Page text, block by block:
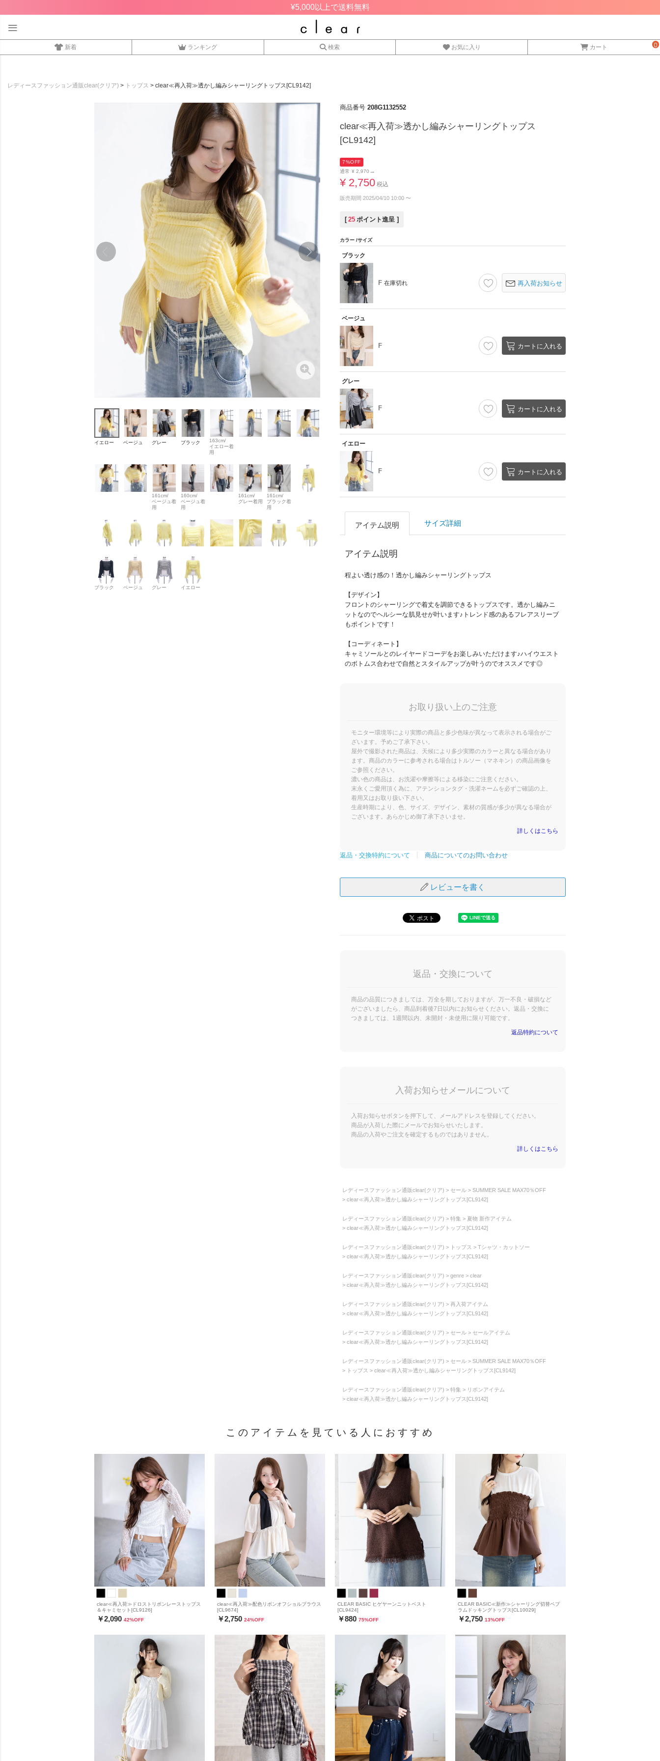
¥5,000以上で送料無料
新着 ランキング 検索 お気に入り カート 0
レディースファッション通販clear(クリア) トップス clear≪再入荷≫透かし編みシャーリングトップス[CL9142]
イエロー ベージュ グレー ブラック
163cm/
イエロー着
用
161cm/
ベージュ着
用
160cm/
ベージュ着
用
161cm/
グレー着用
161cm/
ブラック着
用
ブラック ベージュ グレー イエロー
商品番号 208G1132552
clear≪再入荷≫透かし編みシャーリングトップス
[CL9142]
7%OFF
通常 ¥ 2,970 →
¥ 2,750 税込
販売期間 2025/04/10 10:00 〜
[ 25 ポイント進呈 ]
カラー サイズ
ブラック
F 在庫切れ 再入荷お知らせ
ベージュ
F カートに入れる
グレー
F カートに入れる
イエロー
F カートに入れる
アイテム説明 サイズ詳細
アイテム説明
程よい透け感の！透かし編みシャーリングトップス
【デザイン】
フロントのシャーリングで着丈を調節できるトップスです。透かし編みニ
ットなのでヘルシーな肌見せが叶います♪トレンド感のあるフレアスリーブ
もポイントです！
【コーディネート】
キャミソールとのレイヤードコーデをお楽しみいただけます♪ハイウエスト
のボトムス合わせで自然とスタイルアップが叶うのでオススメです◎
お取り扱い上のご注意
モニター環境等により実際の商品と多少色味が異なって表示される場合がご
ざいます。予めご了承下さい。
屋外で撮影された商品は、天候により多少実際のカラーと異なる場合があり
ます。商品のカラーに参考される場合はトルソー（マネキン）の商品画像を
ご参照ください。
濃い色の商品は、お洗濯や摩擦等による移染にご注意ください。
末永くご愛用頂く為に、アテンションタグ・洗濯ネームを必ずご確認の上、
着用又はお取り扱い下さい。
生産時期により、色、サイズ、デザイン、素材の質感が多少が異なる場合が
ございます。あらかじめ御了承下さいませ。
詳しくはこちら
返品・交換特約について 商品についてのお問い合わせ
レビューを書く
返品・交換について
商品の品質につきましては、万全を期しておりますが、万一不良・破損など
がございましたら、商品到着後7日以内にお知らせください。返品・交換に
つきましては、1週間以内、未開封・未使用に限り可能です。
返品特約について
入荷お知らせメールについて
入荷お知らせボタンを押下して、メールアドレスを登録してください。
商品が入荷した際にメールでお知らせいたします。
商品の入荷やご注文を確定するものではありません。
詳しくはこちら
レディースファッション通販clear(クリア) セール
SUMMER SALE MAX70％OFF
clear≪再入荷≫透かし編みシャーリングトップス[CL9142]
レディースファッション通販clear(クリア) 特集
夏物 新作アイテム
clear≪再入荷≫透かし編みシャーリングトップス[CL9142]
レディースファッション通販clear(クリア) トップス
Tシャツ・カットソー
clear≪再入荷≫透かし編みシャーリングトップス[CL9142]
レディースファッション通販clear(クリア) genre
clear
clear≪再入荷≫透かし編みシャーリングトップス[CL9142]
レディースファッション通販clear(クリア)
再入荷アイテム
clear≪再入荷≫透かし編みシャーリングトップス[CL9142]
レディースファッション通販clear(クリア) セール
セールアイテム
clear≪再入荷≫透かし編みシャーリングトップス[CL9142]
レディースファッション通販clear(クリア) セール
SUMMER SALE MAX70％OFF
トップス
clear≪再入荷≫透かし編みシャーリングトップス[CL9142]
レディースファッション通販clear(クリア) 特集
リボンアイテム
clear≪再入荷≫透かし編みシャーリングトップス[CL9142]
このアイテムを見ている人におすすめ
clear≪再入荷≫ドロストリボンレーストップス
＆キャミセット[CL9126]
￥2,090 42%OFF
clear≪再入荷≫配色リボンオフショルブラウス
[CL9674]
￥2,750 24%OFF
CLEAR BASIC ヒゲヤーンニットベスト
[CL9424]
￥880 75%OFF
CLEAR BASIC≪新作≫シャーリング切替ペプ
ラムドッキングトップス[CL10029]
￥2,750 13%OFF